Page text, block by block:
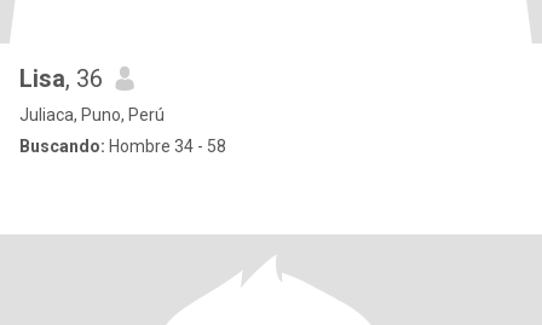
Lisa, 36
Juliaca, Puno, Perú
Buscando: Hombre 34 - 58